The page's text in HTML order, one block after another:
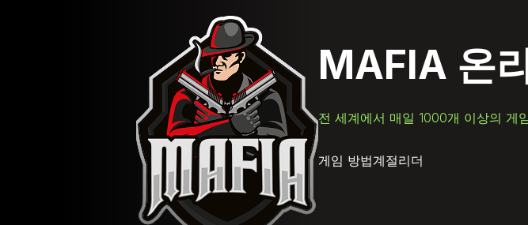
MAFIA 온
전 세계에서 매일 1000개 이상의 게
게임 방법계절리더